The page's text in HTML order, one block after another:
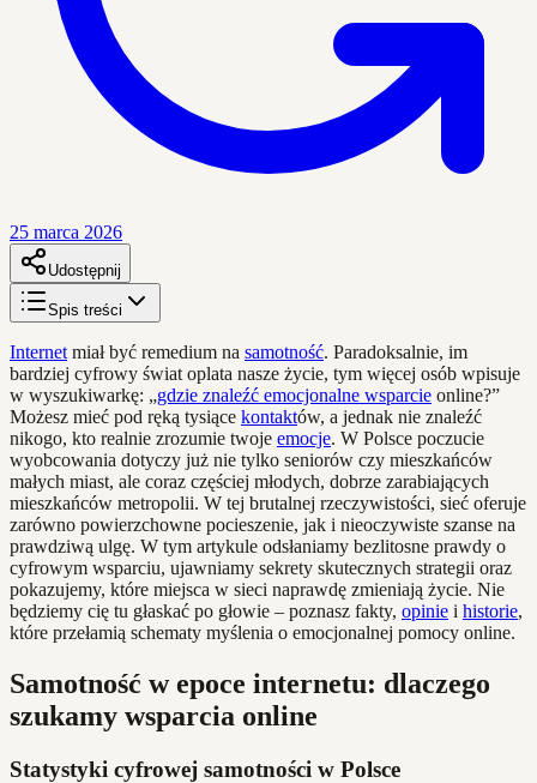
25 marca 2026
Udostępnij
Spis treści
Internet miał być remedium na samotność. Paradoksalnie, im
bardziej cyfrowy świat oplata nasze życie, tym więcej osób wpisuje
w wyszukiwarkę: „gdzie znaleźć emocjonalne wsparcie online?”
Możesz mieć pod ręką tysiące kontaktów, a jednak nie znaleźć
nikogo, kto realnie zrozumie twoje emocje. W Polsce poczucie
wyobcowania dotyczy już nie tylko seniorów czy mieszkańców
małych miast, ale coraz częściej młodych, dobrze zarabiających
mieszkańców metropolii. W tej brutalnej rzeczywistości, sieć oferuje
zarówno powierzchowne pocieszenie, jak i nieoczywiste szanse na
prawdziwą ulgę. W tym artykule odsłaniamy bezlitosne prawdy o
cyfrowym wsparciu, ujawniamy sekrety skutecznych strategii oraz
pokazujemy, które miejsca w sieci naprawdę zmieniają życie. Nie
będziemy cię tu głaskać po głowie – poznasz fakty, opinie i historie,
które przełamią schematy myślenia o emocjonalnej pomocy online.
Samotność w epoce internetu: dlaczego
szukamy wsparcia online
Statystyki cyfrowej samotności w Polsce